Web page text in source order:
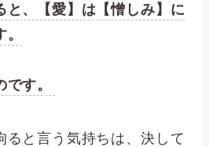
と、【愛】は【憎しみ】に
です。
ると言う気持ちは、決して